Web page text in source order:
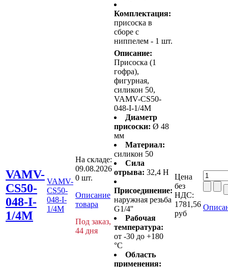
Комплектация:
присоска в
сборе с
ниппелем - 1 шт.
VAMV-
CS50-
048-I-
1/4M
VAMV-
CS50-
048-I-
1/4M
На складе:
09.08.2026
0 шт.
Описание
товара
Под заказ,
44 дня
Описание:
Присоска (1
гофра),
фигурная,
силикон 50,
VAMV-CS50-
048-I-1/4M
Диаметр
присоски: Ø 48
мм
Материал:
силикон 50
Сила
отрыва: 32,4 Н
Присоединение:
наружная резьба
G1/4''
Рабочая
температура:
от -30 до +180
°C
Область
применения:
Цена
без
НДС:
1781,56
руб